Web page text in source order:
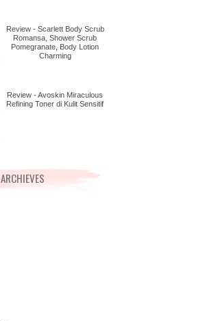
Review - Scarlett Body Scrub
Romansa, Shower Scrub
Pomegranate, Body Lotion
Charming
Review - Avoskin Miraculous
Refining Toner di Kulit Sensitif
ARCHIEVES